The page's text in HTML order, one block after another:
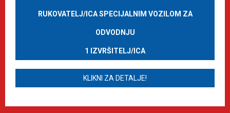
RUKOVATELJ/ICA SPECIJALNIM VOZILOM ZA
ODVODNJU
1 IZVRŠITELJ/ICA
KLIKNI ZA DETALJE!